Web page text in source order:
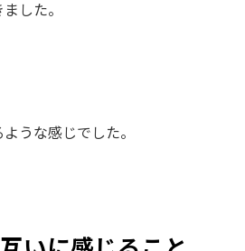
した。
うな感じでした。